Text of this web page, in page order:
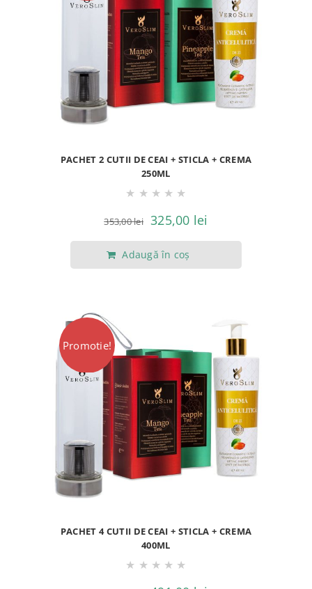
PACHET 2 CUTII DE CEAI + STICLA + CREMA
250ML
★ ★ ★ ★ ★
353,00lei Prețul
inițial
a
325,00 lei
curent
Adaugă în coș
Promotie!
PACHET 4 CUTII DE CEAI + STICLA + CREMA
400ML
★ ★ ★ ★ ★